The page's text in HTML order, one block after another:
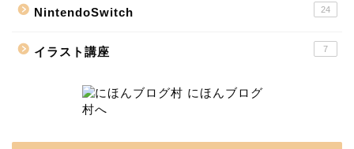
NintendoSwitch 24
イラスト講座 7